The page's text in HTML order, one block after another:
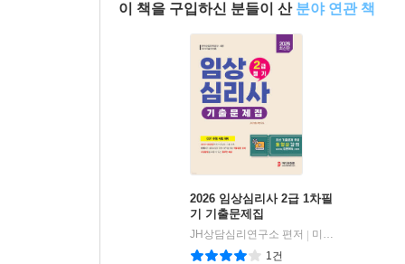
이 책을 구입하신 분들이 산 분야 연관 책
2026 임상심리사 2급 1차필
기 기출문제집
JH상담심리연구소 편저
미디어정훈
1건